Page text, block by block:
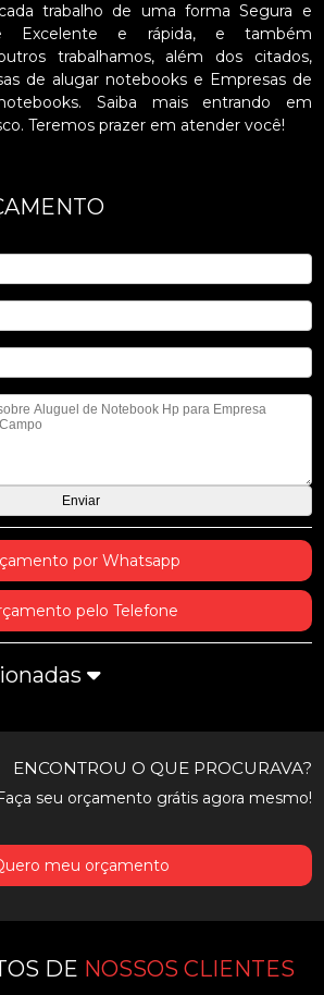
trabalho de uma forma Segura e
Excelente e rápida, e também
trabalhamos, além dos citados,
de alugar notebooks e Empresas de
Saiba mais entrando em
Teremos prazer em atender você!
por Whatsapp
pelo Telefone
ENCONTROU O QUE PROCURAVA?
seu orçamento grátis agora mesmo!
meu orçamento
DE NOSSOS CLIENTES